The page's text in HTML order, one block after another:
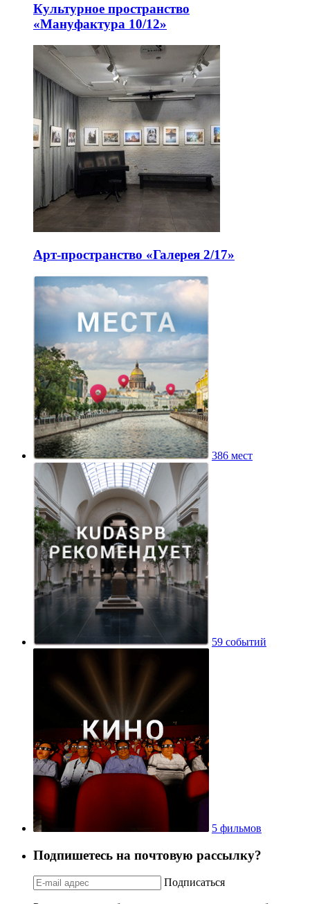
Культурное пространство
«Мануфактура 10/12»
Арт-пространство «Галерея 2/17»
386 мест
59 событий
5 фильмов
Подпишетесь на почтовую рассылку?
Подписаться